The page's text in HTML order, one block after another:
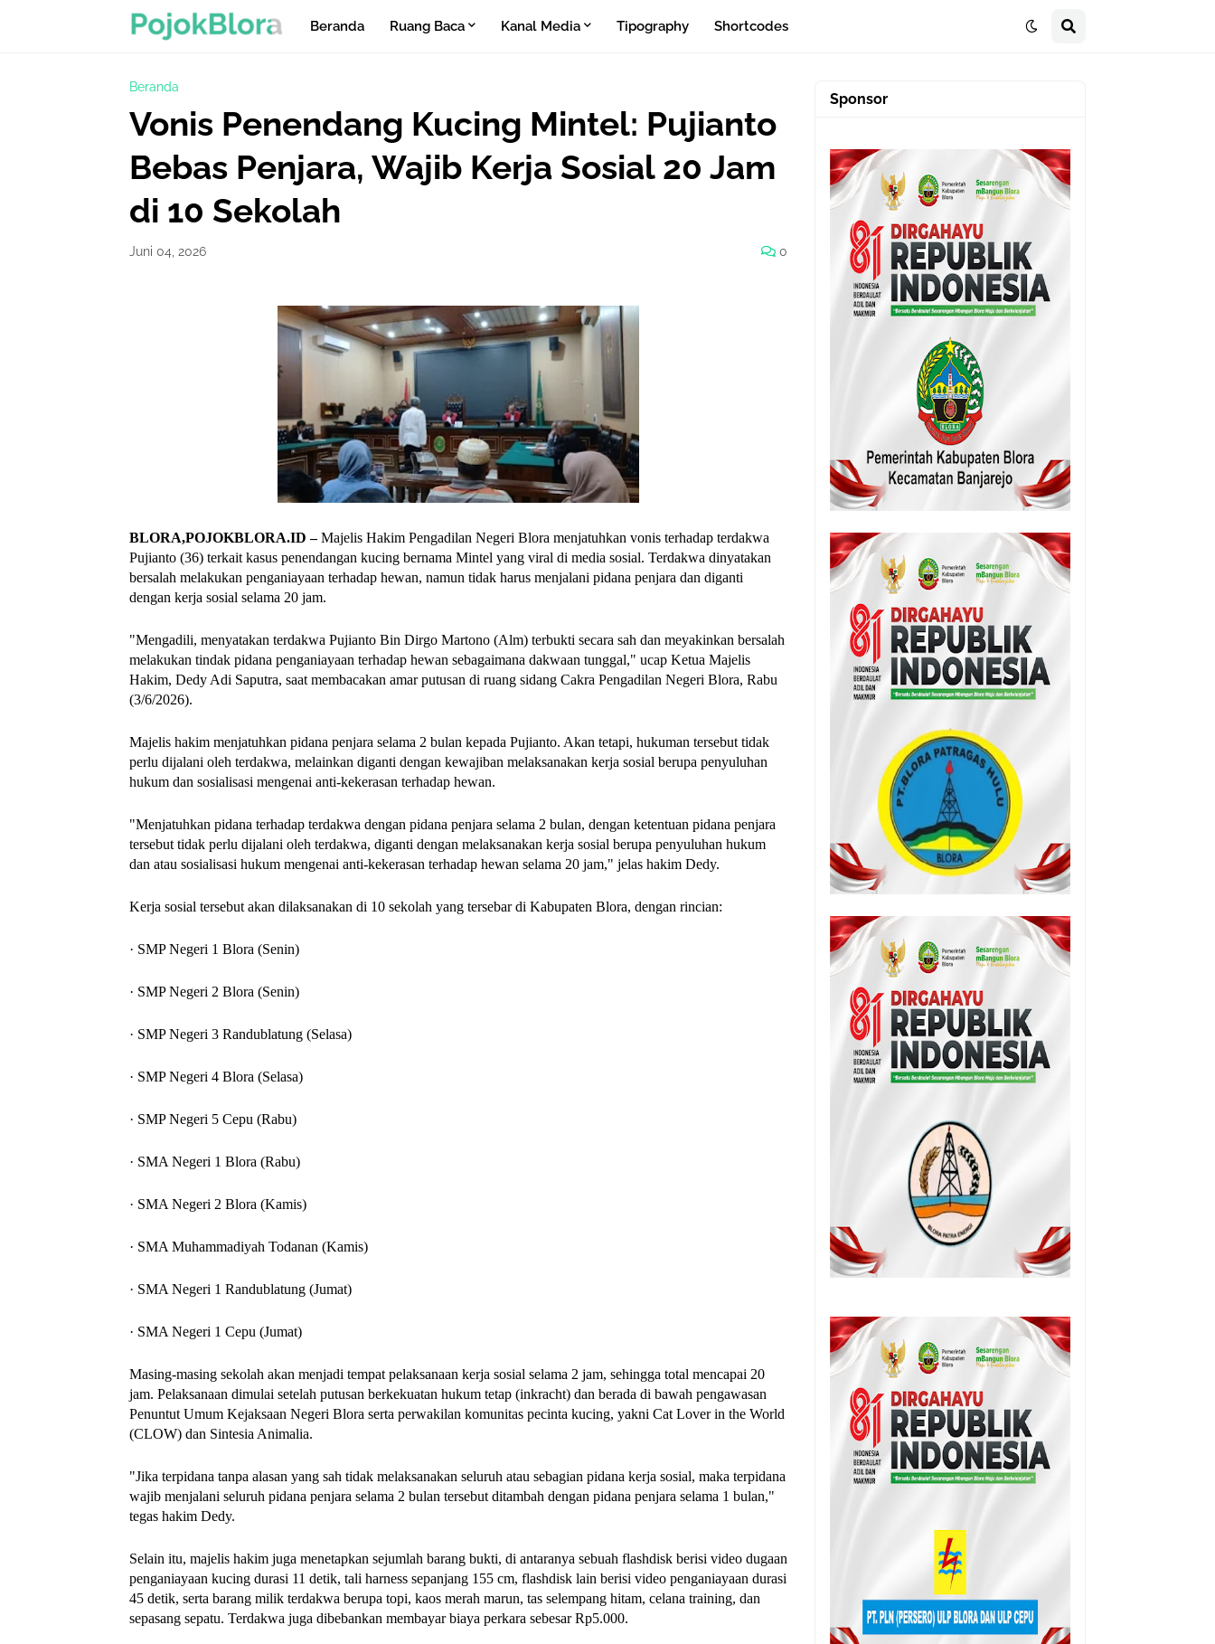
Beranda Ruang Baca Kanal Media Tipography Shortcodes
Beranda
Vonis Penendang Kucing Mintel: Pujianto
Bebas Penjara, Wajib Kerja Sosial 20 Jam
di 10 Sekolah
Juni 04, 2026 0
BLORA,POJOKBLORA.ID –Majelis Hakim Pengadilan Negeri Blora menjatuhkan vonis terhadap terdakwa
Pujianto (36) terkait kasus penendangan kucing bernama Mintel yang viral di media sosial. Terdakwa dinyatakan
bersalah melakukan penganiayaan terhadap hewan, namun tidak harus menjalani pidana penjara dan diganti
dengan kerja sosial selama 20 jam.
"Mengadili, menyatakan terdakwa Pujianto Bin Dirgo Martono (Alm) terbukti secara sah dan meyakinkan bersalah
melakukan tindak pidana penganiayaan terhadap hewan sebagaimana dakwaan tunggal," ucap Ketua Majelis
Hakim, Dedy Adi Saputra, saat membacakan amar putusan di ruang sidang Cakra Pengadilan Negeri Blora, Rabu
(3/6/2026).
Majelis hakim menjatuhkan pidana penjara selama 2 bulan kepada Pujianto. Akan tetapi, hukuman tersebut tidak
perlu dijalani oleh terdakwa, melainkan diganti dengan kewajiban melaksanakan kerja sosial berupa penyuluhan
hukum dan sosialisasi mengenai anti-kekerasan terhadap hewan.
"Menjatuhkan pidana terhadap terdakwa dengan pidana penjara selama 2 bulan, dengan ketentuan pidana penjara
tersebut tidak perlu dijalani oleh terdakwa, diganti dengan melaksanakan kerja sosial berupa penyuluhan hukum
dan atau sosialisasi hukum mengenai anti-kekerasan terhadap hewan selama 20 jam," jelas hakim Dedy.
Kerja sosial tersebut akan dilaksanakan di 10 sekolah yang tersebar di Kabupaten Blora, dengan rincian:
· SMP Negeri 1 Blora (Senin)
· SMP Negeri 2 Blora (Senin)
· SMP Negeri 3 Randublatung (Selasa)
· SMP Negeri 4 Blora (Selasa)
· SMP Negeri 5 Cepu (Rabu)
· SMA Negeri 1 Blora (Rabu)
· SMA Negeri 2 Blora (Kamis)
· SMA Muhammadiyah Todanan (Kamis)
· SMA Negeri 1 Randublatung (Jumat)
· SMA Negeri 1 Cepu (Jumat)
Masing-masing sekolah akan menjadi tempat pelaksanaan kerja sosial selama 2 jam, sehingga total mencapai 20
jam. Pelaksanaan dimulai setelah putusan berkekuatan hukum tetap (inkracht) dan berada di bawah pengawasan
Penuntut Umum Kejaksaan Negeri Blora serta perwakilan komunitas pecinta kucing, yakni Cat Lover in the World
(CLOW) dan Sintesia Animalia.
"Jika terpidana tanpa alasan yang sah tidak melaksanakan seluruh atau sebagian pidana kerja sosial, maka terpidana
wajib menjalani seluruh pidana penjara selama 2 bulan tersebut ditambah dengan pidana penjara selama 1 bulan,"
tegas hakim Dedy.
Selain itu, majelis hakim juga menetapkan sejumlah barang bukti, di antaranya sebuah flashdisk berisi video dugaan
penganiayaan kucing durasi 11 detik, tali harness sepanjang 155 cm, flashdisk lain berisi video penganiayaan durasi
45 detik, serta barang milik terdakwa berupa topi, kaos merah marun, tas selempang hitam, celana training, dan
sepasang sepatu. Terdakwa juga dibebankan membayar biaya perkara sebesar Rp5.000.
Sponsor